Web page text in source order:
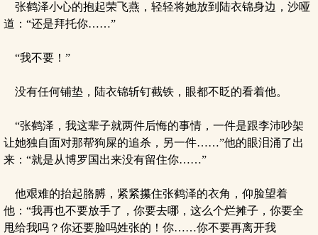
张鹤泽小心的抱起荣飞燕，轻轻将她放到陆衣锦身边，沙哑
道：“还是拜托你……”
“我不要！”
没有任何铺垫，陆衣锦斩钉截铁，眼都不眨的看着他。
“张鹤泽，我这辈子就两件后悔的事情，一件是跟李沛吵架
让她独自面对那帮狗屎的追杀，另一件……”他的眼泪涌了出
来：“就是从博罗国出来没有留住你……”
他艰难的抬起胳膊，紧紧攥住张鹤泽的衣角，仰脸望着
他：“我再也不要放手了，你要去哪，这么个烂摊子，你要全
甩给我吗？你还要脸吗姓张的！你……你不要再离开我